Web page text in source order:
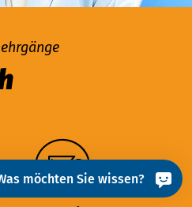
möchten Sie wissen?